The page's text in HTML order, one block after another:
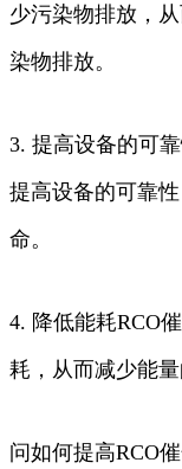
少污染物排放，
染物排放。
3. 提高设备的可
提高设备的可靠
命。
4. 降低能耗RCO
耗，从而减少能量
问如何提高RCO